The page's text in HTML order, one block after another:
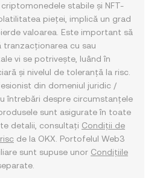
stabile și NFT-
pieței, implică un grad
valoarea. Este important să
cu sau
vi se potrivește, luând în
și nivelul de toleranță la risc.
din domeniul juridic /
întrebări despre circumstanțele
sunt asigurate în toate
detalii, consultați Condiții de
de la OKX. Portofelul Web3
sunt supuse unor Condițiile